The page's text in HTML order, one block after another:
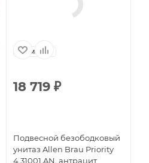
Германия
18 719 ₽
Подвесной безободковый
унитаз Allen Brau Priority
4.31001.AN, антрацит